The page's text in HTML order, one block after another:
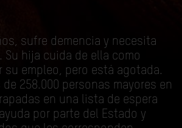
sufre demencia y necesita
Su hija cuida de ella como
su empleo, pero está agotada.
de 258.000 personas mayores en
en una lista de espera
por parte del Estado y